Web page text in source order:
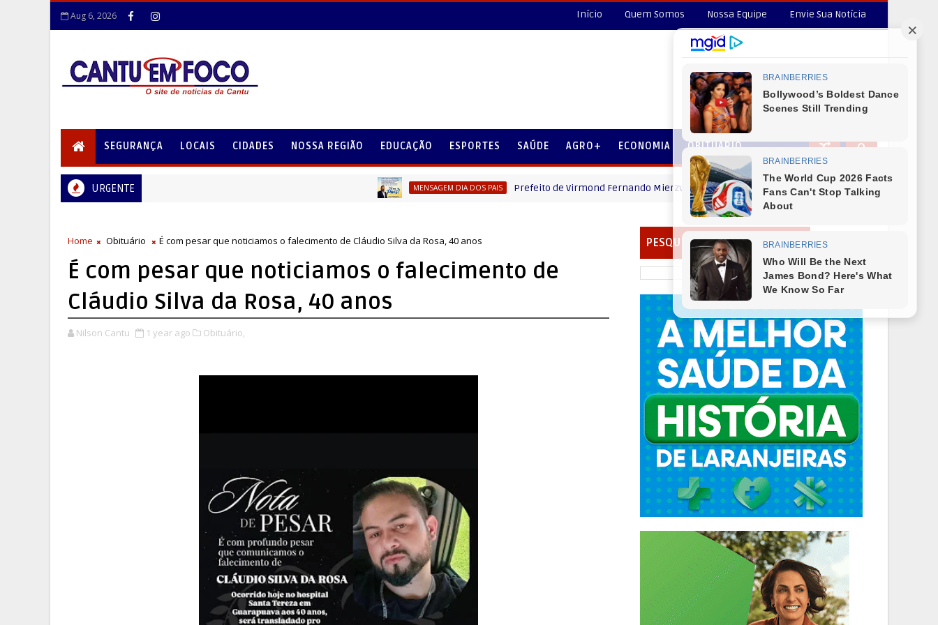
Aug 6, 2026 Início Quem Somos Nossa Equipe Envie Sua Notícia
SEGURANÇA LOCAIS CIDADES NOSSA REGIÃO EDUCAÇÃO ESPORTES SAÚDE AGRO+ ECONOMIA OBITUÁRIO
URGENTE MENSAGEM DIA DOS PAIS Prefeito de Virmond Fernando Mierzva deseja um Feliz dia dos Pais MENSAGEM DIA DOS PAIS
Home Obituário É com pesar que noticiamos o falecimento de Cláudio Silva da Rosa, 40 anos
É com pesar que noticiamos o falecimento de
Cláudio Silva da Rosa, 40 anos
Nilson Cantu 1 year ago Obituário,
PESQUISAR EM NOSSO PORTAL